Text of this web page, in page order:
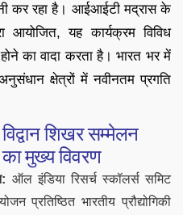
कर रहा है। आईआईटी मद्रास के
आयोजित, यह कार्यक्रम विविध
का वादा करता है। भारत भर में
क्षेत्रों में नवीनतम प्रगति
शिखर सम्मेलन
मुख्य विवरण
ऑल इंडिया रिसर्च स्कॉलर्स समिट
भारतीय प्रौद्योगिकी